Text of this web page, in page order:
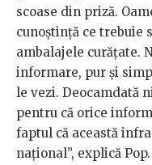
scoase din priză.
cunoștință ce trebuie
ambalajele curățate.
informare, pur și
le vezi. Deocamdată
pentru că orice
faptul că această
național”, explică Pop.